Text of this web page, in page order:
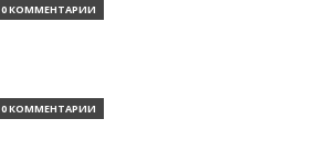
0 КОММЕНТАРИИ
0 КОММЕНТАРИИ